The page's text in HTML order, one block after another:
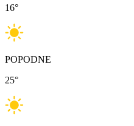
16°
POPODNE
25°